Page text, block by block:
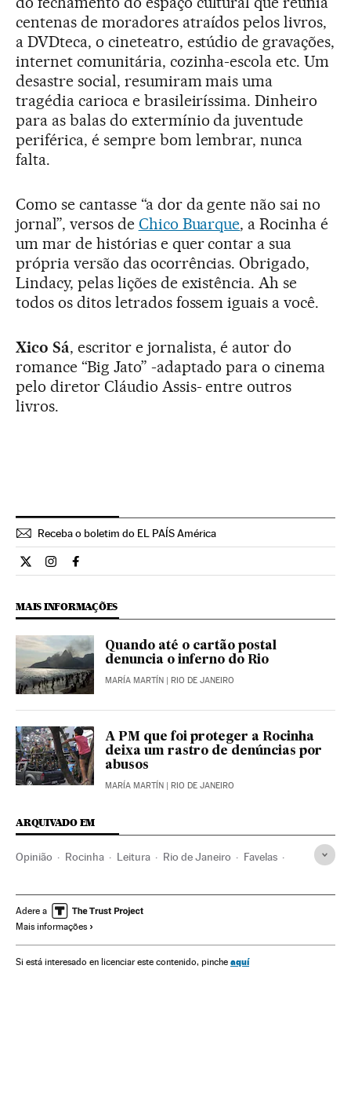
centenas de moradores atraídos pelos livros,
a DVDteca, o cineteatro, estúdio de gravações,
internet comunitária, cozinha-escola etc. Um
desastre social, resumiram mais uma
tragédia carioca e brasileiríssima. Dinheiro
para as balas do extermínio da juventude
periférica, é sempre bom lembrar, nunca
falta.
Como se cantasse “a dor da gente não sai no
jornal”, versos de Chico Buarque, a Rocinha é
um mar de histórias e quer contar a sua
própria versão das ocorrências. Obrigado,
Lindacy, pelas lições de existência. Ah se
todos os ditos letrados fossem iguais a você.
Xico Sá, escritor e jornalista, é autor do
romance “Big Jato” -adaptado para o cinema
pelo diretor Cláudio Assis- entre outros
livros.
Receba o boletim do EL PAÍS América
Opiniao El País Brasil en Twitter
Opiniao El País Brasil en Instagram
Opiniao El País Brasil en Facebook
MAIS INFORMAÇÕES
Quando até o cartão postal
denuncia o inferno do Rio
MARÍA MARTÍN | RIO DE JANEIRO
A PM que foi proteger a Rocinha
deixa um rastro de denúncias por
abusos
MARÍA MARTÍN | RIO DE JANEIRO
ARQUIVADO EM
Opinião Rocinha Leitura Rio de Janeiro Favelas
Habitação precária Favelização
Problemas sociais Urbanismo Cultura Sociedade
Adere a
Mais informações
Si está interesado en licenciar este contenido, pinche aquí